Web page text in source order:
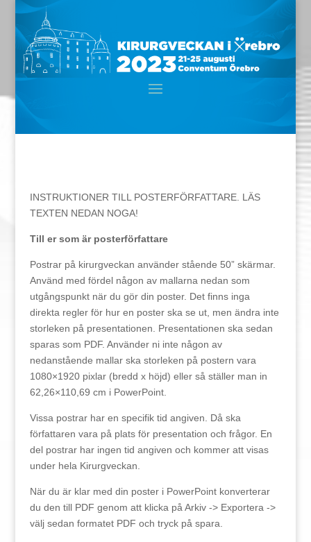
INSTRUKTIONER TILL POSTERFÖRFATTARE. LÄS
TEXTEN NEDAN NOGA!
Till er som är posterförfattare
Postrar på kirurgveckan använder stående 50” skärmar.
Använd med fördel någon av mallarna nedan som
utgångspunkt när du gör din poster. Det finns inga
direkta regler för hur en poster ska se ut, men ändra inte
storleken på presentationen. Presentationen ska sedan
sparas som PDF. Använder ni inte någon av
nedanstående mallar ska storleken på postern vara
1080×1920 pixlar (bredd x höjd) eller så ställer man in
62,26×110,69 cm i PowerPoint.
Vissa postrar har en specifik tid angiven. Då ska
författaren vara på plats för presentation och frågor. En
del postrar har ingen tid angiven och kommer att visas
under hela Kirurgveckan.
När du är klar med din poster i PowerPoint konverterar
du den till PDF genom att klicka på Arkiv -> Exportera ->
välj sedan formatet PDF och tryck på spara.